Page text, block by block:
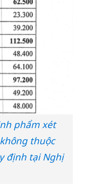
phẩm xét
thuộc
định tại Nghị